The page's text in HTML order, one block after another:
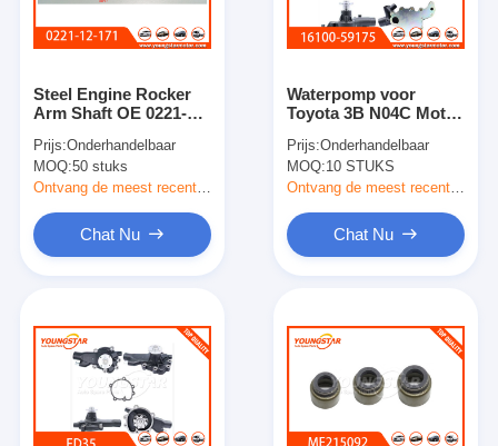
Motornokkenas
Motor Koppelstang
Motortuimelaar
TRAPASkatrol
cilinderkoppakking
Steel Engine Rocker
Arm Shaft OE 0221-12-
1984 Mazda B2000
2.0L
Prijs:Onderhandelbaar
MOQ:50 stuks
Ontvang de meest recente Prijs
Chat Nu
Waterpomp voor
Toyota 3B N04C Motor
behuizing OEM 16100-
59175
Prijs:Onderhandelbaar
MOQ:10 STUKS
Ontvang de meest recente Prijs
Chat Nu